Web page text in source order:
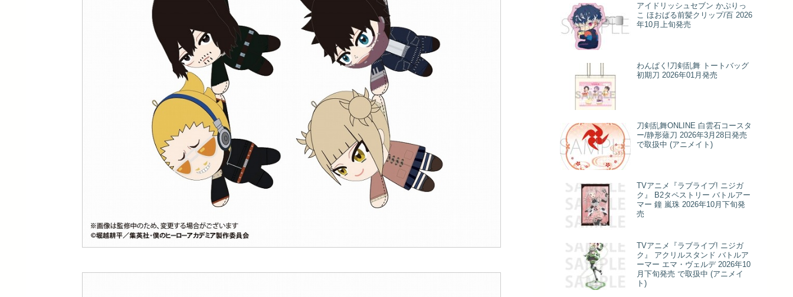
アイドリッシュセブン かぷりっ
こ ほおばる前髪クリップ/百 2026
年10月上旬発売
わんぱく!刀剣乱舞 トートバッグ
初期刀 2026年01月発売
刀剣乱舞ONLINE 白雲石コースタ
ー/静形薙刀 2026年3月28日発売
で取扱中 (アニメイト)
TVアニメ『ラブライブ! ニジガ
ク』 B2タペストリー バトルアー
マー 鐘 嵐珠 2026年10月下旬発
売
TVアニメ『ラブライブ! ニジガ
ク』 アクリルスタンド バトルア
ーマー エマ・ヴェルデ 2026年10
月下旬発売 で取扱中 (アニメイ
ト)